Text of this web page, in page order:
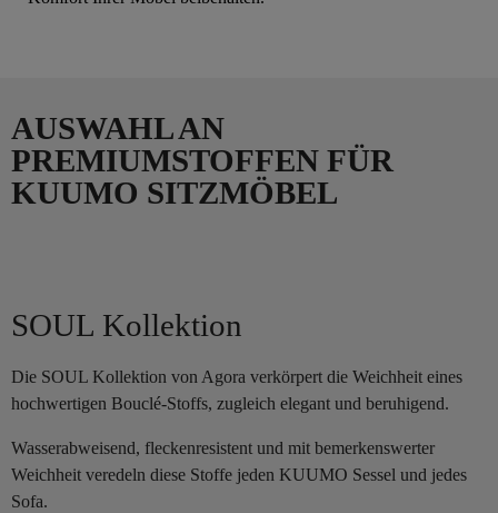
AUSWAHL AN
PREMIUMSTOFFEN FÜR
KUUMO SITZMÖBEL
SOUL Kollektion
Die SOUL Kollektion von Agora verkörpert die Weichheit eines
hochwertigen Bouclé-Stoffs, zugleich elegant und beruhigend.
Wasserabweisend, fleckenresistent und mit bemerkenswerter
Weichheit veredeln diese Stoffe jeden KUUMO Sessel und jedes
Sofa.